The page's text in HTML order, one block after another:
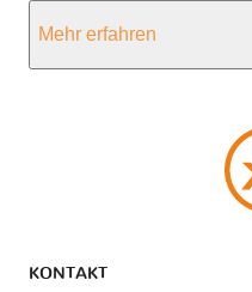
Mehr erfahren
KONTAKT